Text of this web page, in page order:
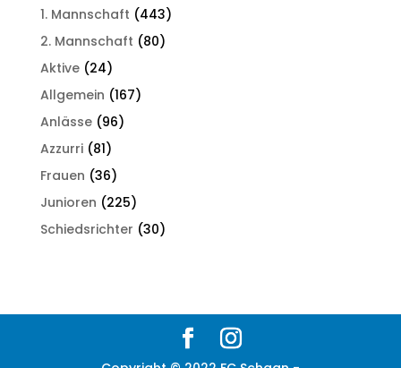
1. Mannschaft (443)
2. Mannschaft (80)
Aktive(24)
Allgemein (167)
Anlässe(96)
Azzurri(81)
Frauen (36)
Junioren (225)
Schiedsrichter (30)